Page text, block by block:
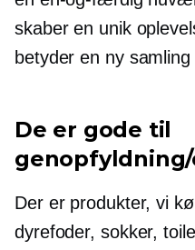
skaber en unik
betyder en ny
De er gode til
Der er produkter, vi
dyrefoder, sokker,